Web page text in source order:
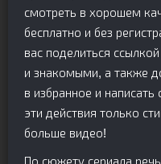
смотреть в хорошем
бесплатно и без
вас поделиться
и знакомыми, а также
в избранное и
эти действия только
больше видео!
По сюжету сериала